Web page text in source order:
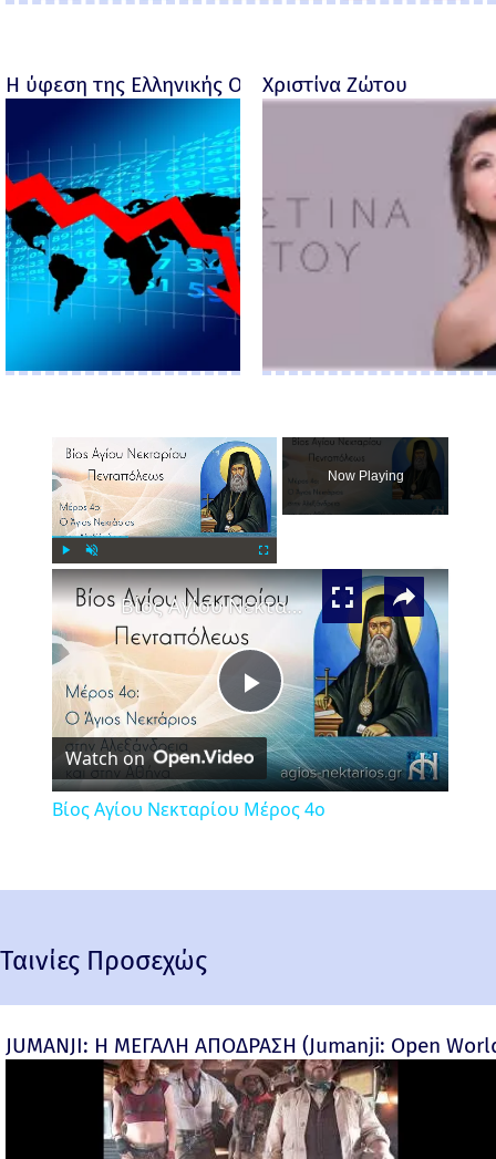
Η ύφεση της Ελληνικής Οικονομίας - Ροσέτος
Χριστίνα Ζώτου
Now Playing
×
Play
Video
Βίος Αγίου Νεκταρίου Μέρος 4ο
Watch on
Βίος Αγίου Νεκταρίου Μέρος 4ο
Ταινίες Προσεχώς
JUMANJI: Η ΜΕΓΑΛΗ ΑΠΟΔΡΑΣΗ (Jumanji: Open